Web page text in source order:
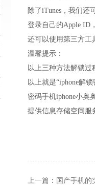
除了iTunes，我们还
登录自己的Apple ID
还可以使用第三方工
温馨提示：
以上三种方法解锁
以上就是“iphone解
密码手机iphone小奥
提供信息存储空间服
上一篇： 国产手机的